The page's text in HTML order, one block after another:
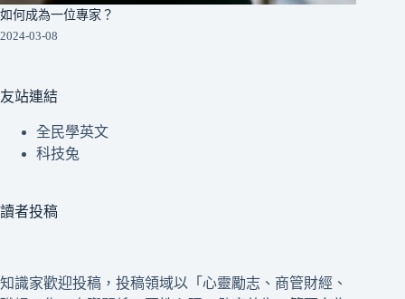
如何成為一位專家？
2024-03-08
友站連結
全民學英文
科技兔
讀者投稿
知識家歡迎投稿，投稿領域以「心靈勵志、商管財經、